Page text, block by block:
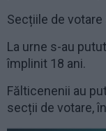
Secțiile de votare
La urne s-au
împlinit 18 ani.
Fălticenenii au
secții de votare,